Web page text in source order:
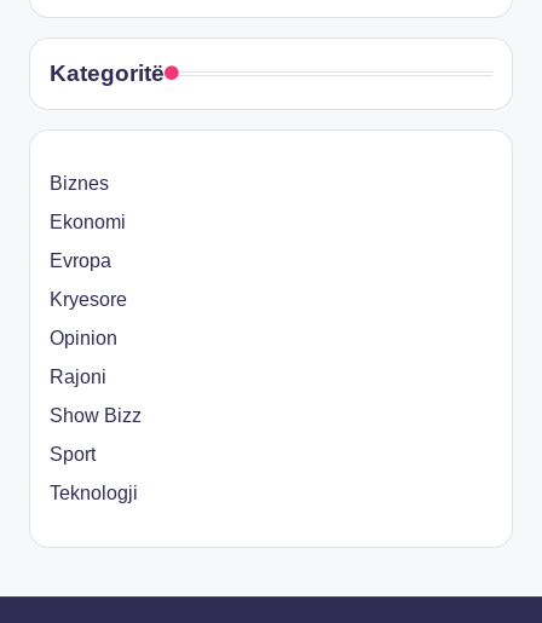
Kategoritë
Biznes
Ekonomi
Evropa
Kryesore
Opinion
Rajoni
Show Bizz
Sport
Teknologji